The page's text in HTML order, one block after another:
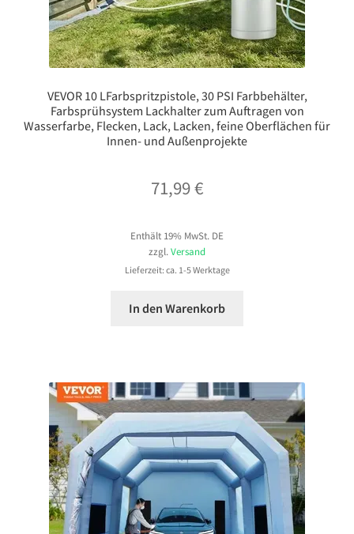
VEVOR 10 LFarbspritzpistole, 30 PSI Farbbehälter,
Farbsprühsystem Lackhalter zum Auftragen von
Wasserfarbe, Flecken, Lack, Lacken, feine Oberflächen für
Innen- und Außenprojekte
71,99€
Enthält 19% MwSt. DE
zzgl. Versand
Lieferzeit: ca. 1-5 Werktage
In den Warenkorb